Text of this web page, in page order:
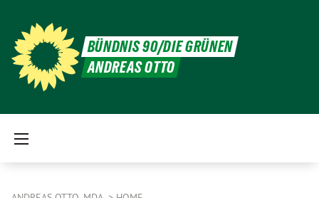
BÜNDNIS 90/DIE GRÜNEN
ANDREAS OTTO